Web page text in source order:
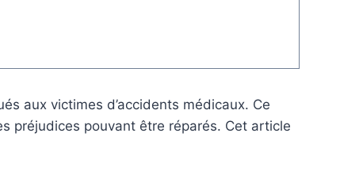
aux victimes d’accidents médicaux. Ce
préjudices pouvant être réparés. Cet article